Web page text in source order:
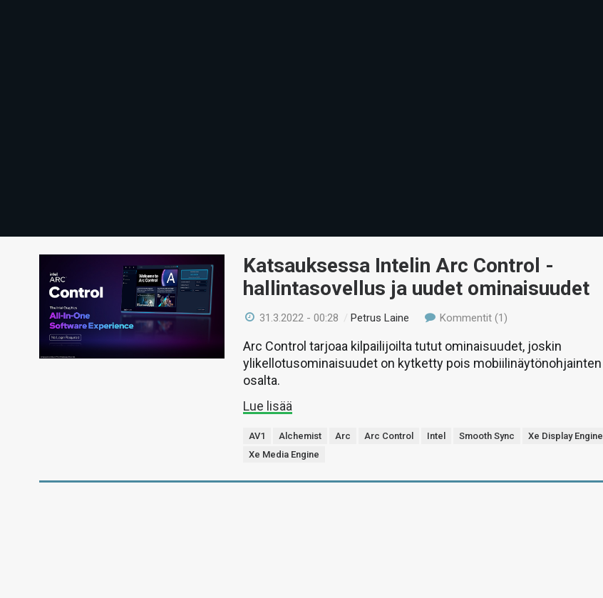
Katsauksessa Intelin Arc Control -
hallintasovellus ja uudet ominaisuudet
31.3.2022 - 00:28 /Petrus Laine Kommentit (1)
Arc Control tarjoaa kilpailijoilta tutut ominaisuudet, joskin
ylikellotusominaisuudet on kytketty pois mobiilinäytönohjainten
osalta.
Lue lisää
AV1 Alchemist Arc Arc Control Intel Smooth Sync
Xe Display Engine
Xe Media Engine